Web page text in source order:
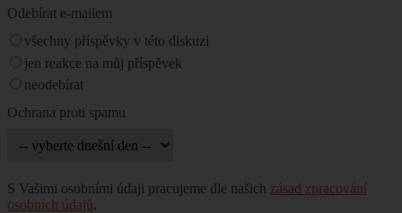
Odebírat e-mailem
všechny příspěvky v této diskuzi
jen reakce na můj příspěvek
neodebírat
Ochrana proti spamu
S Vašimi osobními údaji pracujeme dle našich zásad zpracování
osobních údajů.